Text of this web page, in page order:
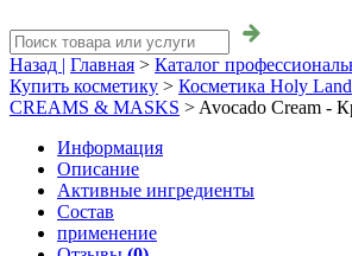
Назад | Главная > Каталог
Купить косметику > Косметика Holy Land
CREAMS & MASKS > Avocado Cream -
Информация
Описание
Активные ингредиенты
Состав
применение